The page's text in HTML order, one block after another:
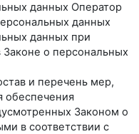
данных Оператор
данных
данных при
Законе о персональных
и перечень мер,
обеспечения
Законом о
в соответствии с